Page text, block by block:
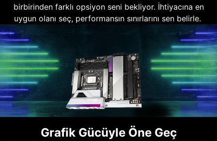
birbirinden farklı opsiyon seni bekliyor. İhtiyacına en
uygun olanı seç, performansın sınırlarını sen belirle.
Grafik Gücüyle Öne Geç